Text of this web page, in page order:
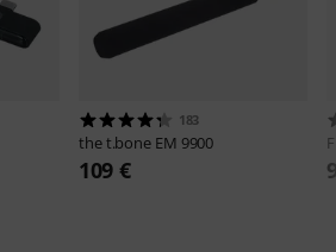
183
the t.bone EM 9900
109 €